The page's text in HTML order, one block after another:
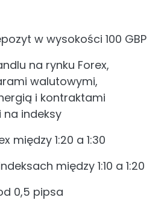
w wysokości 100 GBP
na rynku Forex,
walutowymi,
i kontraktami
indeksy
między 1:20 a 1:30
między 1:10 a 1:20
0,5 pipsa